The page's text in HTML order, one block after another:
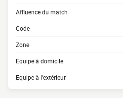
Affluence du match
Code
Zone
Equipe à domicile
Equipe à l'extérieur